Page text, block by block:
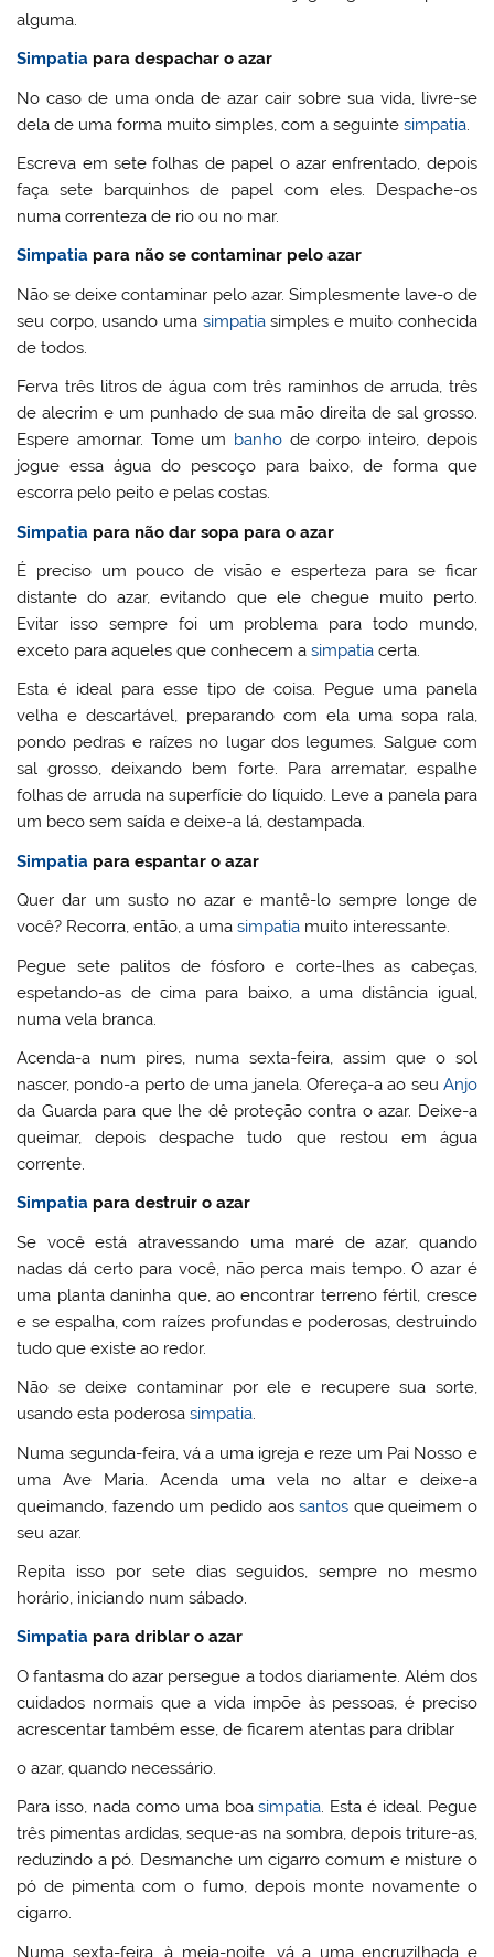
alguma.
Simpatia para despachar o azar
No caso de uma onda de azar cair sobre sua vida, livre-se
dela de uma forma muito simples, com a seguintesimpatia.
Escreva em sete folhas de papel o azar enfrentado, depois
faça sete barquinhos de papel com eles. Despache-os
numa correnteza de rio ou no mar.
Simpatia para não se contaminar pelo azar
Não se deixe contaminar pelo azar. Simplesmente lave-o de
seu corpo, usando uma simpatiasimples e muito conhecida
de todos.
Ferva três litros de água com três raminhos de arruda, três
de alecrim e um punhado de sua mão direita de sal grosso.
Espere amornar. Tome um banho de corpo inteiro, depois
jogue essa água do pescoço para baixo, de forma que
escorra pelo peito e pelas costas.
Simpatia para não dar sopa para o azar
É preciso um pouco de visão e esperteza para se ficar
distante do azar, evitando que ele chegue muito perto.
Evitar isso sempre foi um problema para todo mundo,
exceto para aqueles que conhecem asimpatia certa.
Esta é ideal para esse tipo de coisa. Pegue uma panela
velha e descartável, preparando com ela uma sopa rala,
pondo pedras e raízes no lugar dos legumes. Salgue com
sal grosso, deixando bem forte. Para arrematar, espalhe
folhas de arruda na superfície do líquido. Leve a panela para
um beco sem saída e deixe-a lá, destampada.
Simpatia para espantar o azar
Quer dar um susto no azar e mantê-lo sempre longe de
você? Recorra, então, a umasimpatia muito interessante.
Pegue sete palitos de fósforo e corte-lhes as cabeças,
espetando-as de cima para baixo, a uma distância igual,
numa vela branca.
Acenda-a num pires, numa sexta-feira, assim que o sol
nascer, pondo-a perto de uma janela. Ofereça-a ao seu Anjo
da Guarda para que lhe dê proteção contra o azar. Deixe-a
queimar, depois despache tudo que restou em água
corrente.
Simpatia para destruir o azar
Se você está atravessando uma maré de azar, quando
nadas dá certo para você, não perca mais tempo. O azar é
uma planta daninha que, ao encontrar terreno fértil, cresce
e se espalha, com raízes profundas e poderosas, destruindo
tudo que existe ao redor.
Não se deixe contaminar por ele e recupere sua sorte,
usando esta poderosasimpatia.
Numa segunda-feira, vá a uma igreja e reze um Pai Nosso e
uma Ave Maria. Acenda uma vela no altar e deixe-a
queimando, fazendo um pedido aossantos que queimem o
seu azar.
Repita isso por sete dias seguidos, sempre no mesmo
horário, iniciando num sábado.
Simpatia para driblar o azar
O fantasma do azar persegue a todos diariamente. Além dos
cuidados normais que a vida impõe às pessoas, é preciso
acrescentar também esse, de ficarem atentas para driblar
o azar, quando necessário.
Para isso, nada como uma boasimpatia. Esta é ideal. Pegue
três pimentas ardidas, seque-as na sombra, depois triture-as,
reduzindo a pó. Desmanche um cigarro comum e misture o
pó de pimenta com o fumo, depois monte novamente o
cigarro.
Numa sexta-feira, à meia-noite, vá a uma encruzilhada e